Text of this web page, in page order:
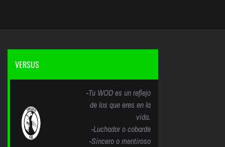
VERSUS
-Tu WOD es un reflejo
de los que eres en la
vida.
-Luchador o cobarde
-Sincero o mentiroso